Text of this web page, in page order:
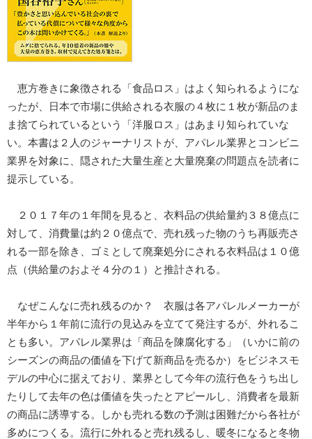
恵方巻きに象徴される「食品ロス」はよく知られるようにな
ったが、日本で市場に供給される衣服の４枚に１枚が新品のま
ま捨てられているという「洋服ロス」はあまり知られていな
い。本書は２人のジャーナリストが、アパレル業界とコンビニ
業界を対象に、隠された大量生産と大量廃棄の問題点を読者に
提示している。
２０１７年の１年間を見ると、衣料品の供給量約３８億点に
対して、消費量は約２０億点で、売れ残った物のうち再販売さ
れる一部を除き、ゴミとして廃棄処分にされる衣料品は１０億
点（供給量のおよそ４分の１）と推計される。
なぜこんなに売れ残るのか？ 衣服は各アパレルメーカーが
半年から１年前に流行の見込みを立てて発注するが、外れるこ
とも多い。アパレル業界は「商品を陳腐化する」（いかに前の
シーズンの商品の価値を下げて新商品を売るか）をビジネスモ
デルの中心に据えており、業界として今年の流行色をうち出し
たりして去年の色は価値を失ったとアピールし、消費者を最新
の商品に誘導する。しかも売れる数の予測は困難だから各社が
多めにつくる。流行に外れると売れ残るし、暖冬になると冬物